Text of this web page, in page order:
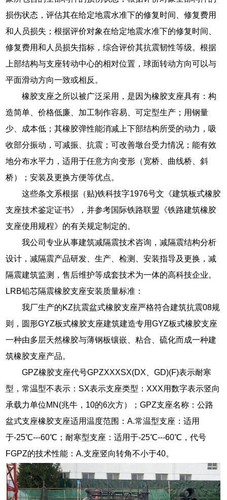
损伤状态，评估其在给定地震水准下的修复时间、修复费用
和人员损失；根据评价对象在给定地震水准下的修复时间、
修复费用和人员损失指标，综合评价其抗震韧性等级。根据
上部结构与支座转动中心的相对位置，球面转动方向可以与
平面滑动方向一致或相反。
橡胶支座之所以被广泛采用，是因为橡胶支座具有：构
造简单、价格低廉、加工制作容易、可定型生产；用钢量
少、成本低；其橡胶弹性能消减上下部结构所受的动力，吸
收部分振动，可减振、抗震；可改善墩台受力情况；能有效
地分布水平力，适用于任意方向变形（宽桥、曲线桥、斜
桥）；安装及更换方便等优点。
这些条文系根据（贴)铁科技字1976号文《建筑板式橡胶
支座技术鉴定证书》，并参考国际铁路联盟《铁路建筑橡胶
支座使用规程》的有关规定制定的。
我公司专业从事建筑减隔震技术咨询，减隔震结构分析
设计，减隔震产品研发、生产、检测、安装指导及更换，减
隔震建筑监测，售后维护等成套技术为一体的高科技企业。
LRB铅芯隔震橡胶支座安装质量标准：
我厂生产的KZ抗震盆式橡胶支座严格符合建筑抗震08规
则，圆形GYZ板式橡胶支座建筑建造专用GYZ板式橡胶支座
一种由多层天然橡胶与薄钢板镶嵌、粘合、硫化而成一种建
筑橡胶支座产品。
GPZ橡胶支座代号GPZXXXSX(DX、GD)(F)表示耐寒
型，常温型不表示：SX表示支座类型：XXX用数字表示竖向
承载力单位MN(兆牛，10的6次方）；GPZ支座名称：公路
盆式支座橡胶支座适用温度范围：A.常温型支座：适用
于-25℃---60℃；耐寒型支座：适用于-25℃---60℃，代号
FGPZ的技术性能：A.支座竖向转角不小于40。